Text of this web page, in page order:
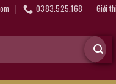
0383.525.168 Giới